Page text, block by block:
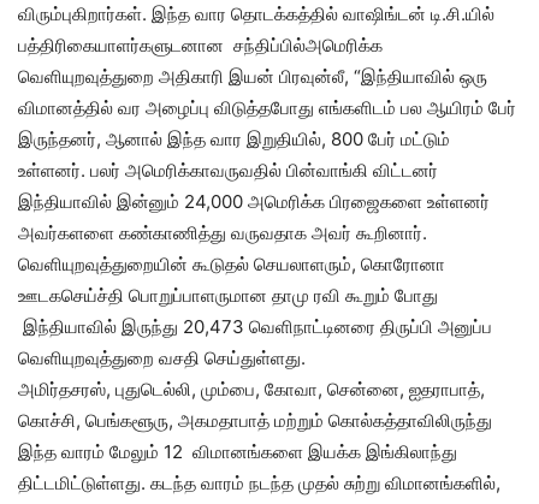
விரும்புகிறார்கள். இந்த வார தொடக்கத்தில் வாஷிங்டன் டி.சி.யில்
பத்திரிகையாளர்களுடனான சந்திப்பில்அமெரிக்க
வெளியுறவுத்துறை அதிகாரி இயன் பிரவுன்லீ, “இந்தியாவில் ஒரு
விமானத்தில் வர அழைப்பு விடுத்தபோது எங்களிடம் பல ஆயிரம் பேர்
இருந்தனர், ஆனால் இந்த வார இறுதியில், 800 பேர் மட்டும்
உள்ளனர். பலர் அமெரிக்காவருவதில் பின்வாங்கி விட்டனர்
இந்தியாவில் இன்னும் 24,000 அமெரிக்க பிரஜைகளை உள்ளனர்
அவர்களளை கண்காணித்து வருவதாக அவர் கூறினார்.
வெளியுறவுத்துறையின் கூடுதல் செயலாளரும், கொரோனா
ஊடகசெய்ச்தி பொறுப்பாளருமான தாமு ரவி கூறும் போது
இந்தியாவில் இருந்து 20,473 வெளிநாட்டினரை திருப்பி அனுப்ப
வெளியுறவுத்துறை வசதி செய்துள்ளது.
அமிர்தசரஸ், புதுடெல்லி, மும்பை, கோவா, சென்னை, ஐதராபாத்,
கொச்சி, பெங்களூரு, அகமதாபாத் மற்றும் கொல்கத்தாவிலிருந்து
இந்த வாரம் மேலும் 12 விமானங்களை இயக்க இங்கிலாந்து
திட்டமிட்டுள்ளது. கடந்த வாரம் நடந்த முதல் சுற்று விமானங்களில்,